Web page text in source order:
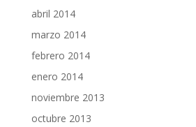
abril 2014
marzo 2014
febrero 2014
enero 2014
noviembre 2013
octubre 2013